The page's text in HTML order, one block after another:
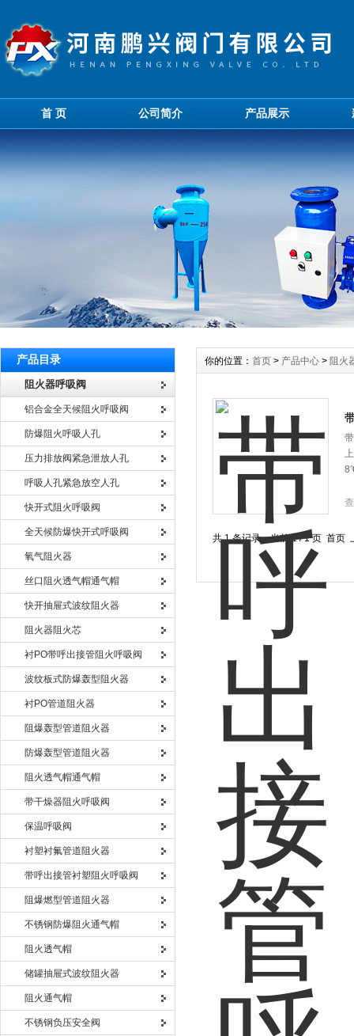
首 页 公司简介 产品展示
产品目录
阻火器呼吸阀
铝合金全天候阻火呼吸阀
防爆阻火呼吸人孔
压力排放阀紧急泄放人孔
呼吸人孔紧急放空人孔
快开式阻火呼吸阀
全天候防爆快开式呼吸阀
氧气阻火器
丝口阻火透气帽通气帽
快开抽屉式波纹阻火器
阻火器阻火芯
衬PO带呼出接管阻火呼吸阀
波纹板式防爆轰型阻火器
衬PO管道阻火器
阻爆轰型管道阻火器
防爆轰型管道阻火器
阻火透气帽通气帽
带干燥器阻火呼吸阀
保温呼吸阀
衬塑衬氟管道阻火器
带呼出接管衬塑阻火呼吸阀
阻爆燃型管道阻火器
不锈钢防爆阻火通气帽
阻火透气帽
储罐抽屉式波纹阻火器
阻火通气帽
不锈钢负压安全阀
你的位置： 首页 > 产品中心 > 阻火
共 1 条记录，当前 1 / 1 页 首页